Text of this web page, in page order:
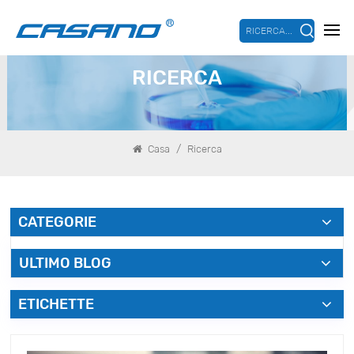
RICERCA...
RICERCA
Casa / Ricerca
CATEGORIE
ULTIMO BLOG
ETICHETTE